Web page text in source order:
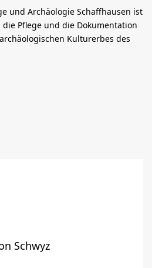
und Archäologie Schaffhausen ist
Pflege und die Dokumentation
Kulturerbes des